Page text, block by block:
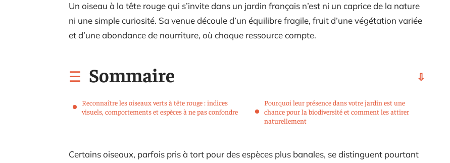
Un oiseau à la tête rouge qui s’invite dans un jardin français n’est ni un caprice de la nature
ni une simple curiosité. Sa venue découle d’un équilibre fragile, fruit d’une végétation variée
et d’une abondance de nourriture, où chaque ressource compte.
Sommaire
Reconnaître les oiseaux verts à tête rouge : indices
visuels, comportements et espèces à ne pas confondre
Pourquoi leur présence dans votre jardin est une
chance pour la biodiversité et comment les attirer
naturellement
Certains oiseaux, parfois pris à tort pour des espèces plus banales, se distinguent pourtant